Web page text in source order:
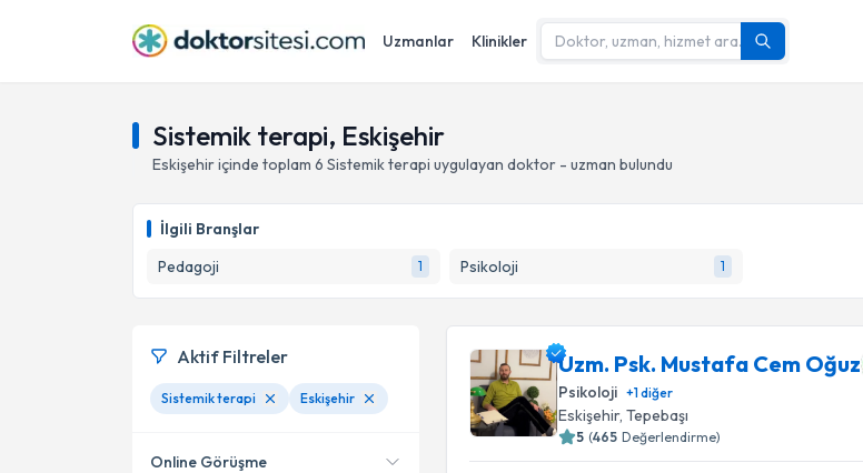
Uzmanlar Klinikler
Sistemik terapi, Eskişehir
Eskişehiriçinde toplam 6 Sistemik terapi uygulayan doktor - uzman bulundu
İlgili Branşlar
Pedagoji
1 Psikoloji 1
Uzm. Psk. Mustafa Cem Oğuz
Psikoloji +1diğer
Eskişehir, Tepebaşı
5 (465 Değerlendirme)
Aktif Filtreler
Sistemik terapi Eskişehir
Online Görüşme